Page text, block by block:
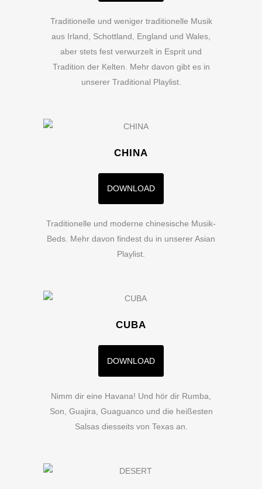
Traditionelle und weniger traditionelle Musik
aus Irland, Schottland, England und Wales,
aber stets fest verwurzelt in Esprit und
Tradition der Kelten. Mehr davon gibt es in
unserer Traditional Playlist.
CHINA
DOWNLOAD
Traditionelle und moderne chinesische Musik-
Beds. Mehr davon findest du in unserer Asian
Playlist.
CUBA
DOWNLOAD
Nimm dir eine Havana! Und hör dir Rumba,
Son, Guajira, Guaguanco und die heißesten
Salsas diesseits von Texas an.